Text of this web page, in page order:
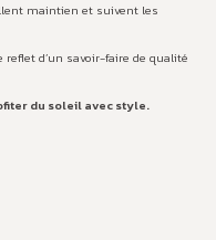
maintien et suivent les
d’un savoir-faire de qualité
du soleil avec style.